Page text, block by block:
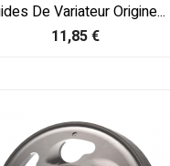
De Variateur Origine...
Prix
11,85 €